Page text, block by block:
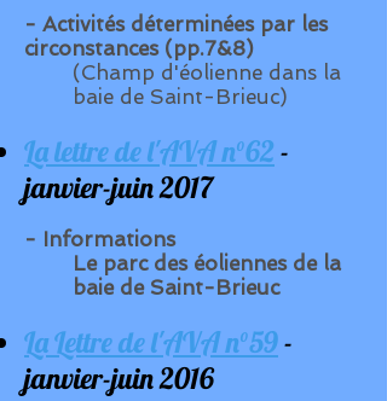
- Activités déterminées par les
circonstances (pp.7&8)
(Champ d'éolienne dans la
baie de Saint-Brieuc)
La lettre de l'AVA n°62 -
janvier-juin 2017
- Informations
Le parc des éoliennes de la
baie de Saint-Brieuc
La Lettre de l'AVA n°59-
janvier-juin 2016